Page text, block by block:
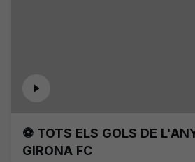
⚽️ TOTS ELS GOLS DE
GIRONA FC